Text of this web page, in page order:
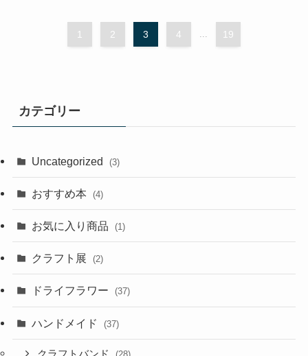
1 2 3 4 ... 19
カテゴリー
Uncategorized (3)
おすすめ本 (4)
お気に入り商品 (1)
クラフト展 (2)
ドライフラワー (37)
ハンドメイド (37)
クラフトバンド